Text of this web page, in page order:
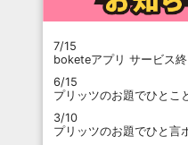
7/15
boketeアプリ サービス
6/15
プリッツのお題でひとこ
3/10
プリッツのお題でひと言